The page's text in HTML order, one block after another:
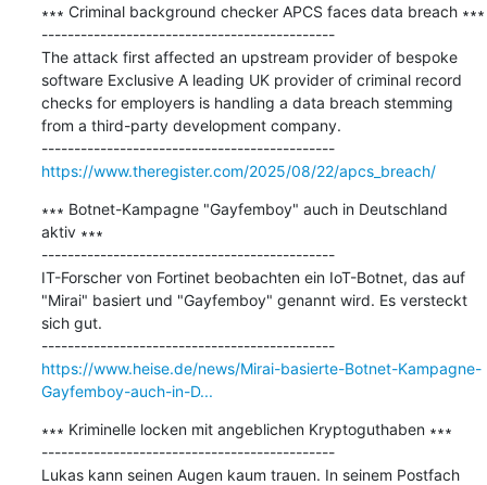
∗∗∗ Criminal background checker APCS faces data breach ∗∗∗
---------------------------------------------
The attack first affected an upstream provider of bespoke
software Exclusive A leading UK provider of criminal record
checks for employers is handling a data breach stemming
from a third-party development company.
---------------------------------------------
https://www.theregister.com/2025/08/22/apcs_breach/
∗∗∗ Botnet-Kampagne "Gayfemboy" auch in Deutschland
aktiv ∗∗∗
---------------------------------------------
IT-Forscher von Fortinet beobachten ein IoT-Botnet, das auf
"Mirai" basiert und "Gayfemboy" genannt wird. Es versteckt
sich gut.
---------------------------------------------
https://www.heise.de/news/Mirai-basierte-Botnet-Kampagne-
Gayfemboy-auch-in-D...
∗∗∗ Kriminelle locken mit angeblichen Kryptoguthaben ∗∗∗
---------------------------------------------
Lukas kann seinen Augen kaum trauen. In seinem Postfach